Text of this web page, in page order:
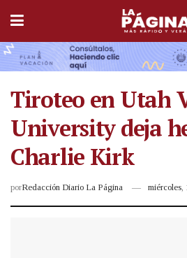
Tiroteo en Utah
University deja
Charlie Kirk
porRedacción Diario La Página